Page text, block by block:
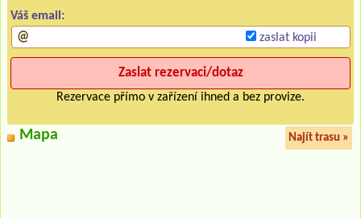
Váš email:
zaslat kopii
Rezervace přímo v zařízení ihned a bez provize.
Mapa Najít trasu »